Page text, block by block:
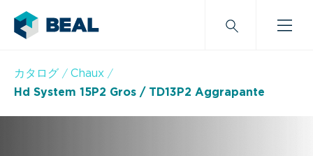
カタログ
Chaux
Hd System 15P2 Gros / TD13P2 Aggrapante